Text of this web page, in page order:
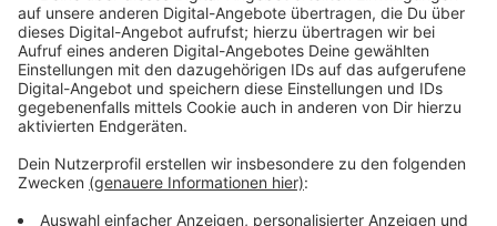
Planungsausschuss.
Anzeige